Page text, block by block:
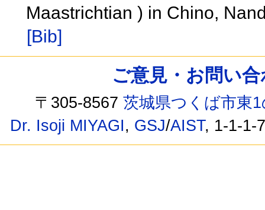
Maastrichtian ) in Chino,
[Bib]
ご意見・お問い
〒305-8567茨城県つくば市東
Dr. Isoji MIYAGI, GSJ/AIST, 1-1-1-